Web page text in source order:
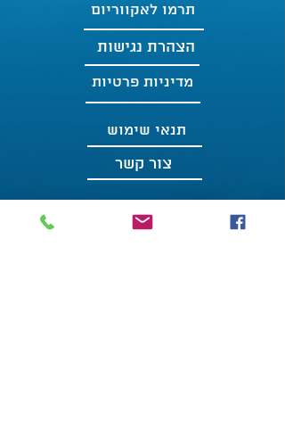
צור קשר
הצהרת נגישות
תנאי שימוש
תרמו לאקווריום
מדיניות פרטיות